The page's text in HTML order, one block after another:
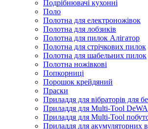
Подрібнювачі кухонні
Поло
Полотна для електроножівок
Полотна для лобзиків
Полотна для пилок Алігатор
Полотна для стрічкових пилок
Полотна для шабельних пилок
Полотна ножівкові
Попкорниці
Порошок крейдяний
Праски
Приладдя для вібраторів для
Приладдя для Multi-Tool
Приладдя для Multi-Tool
Приладдя для акумуляторних